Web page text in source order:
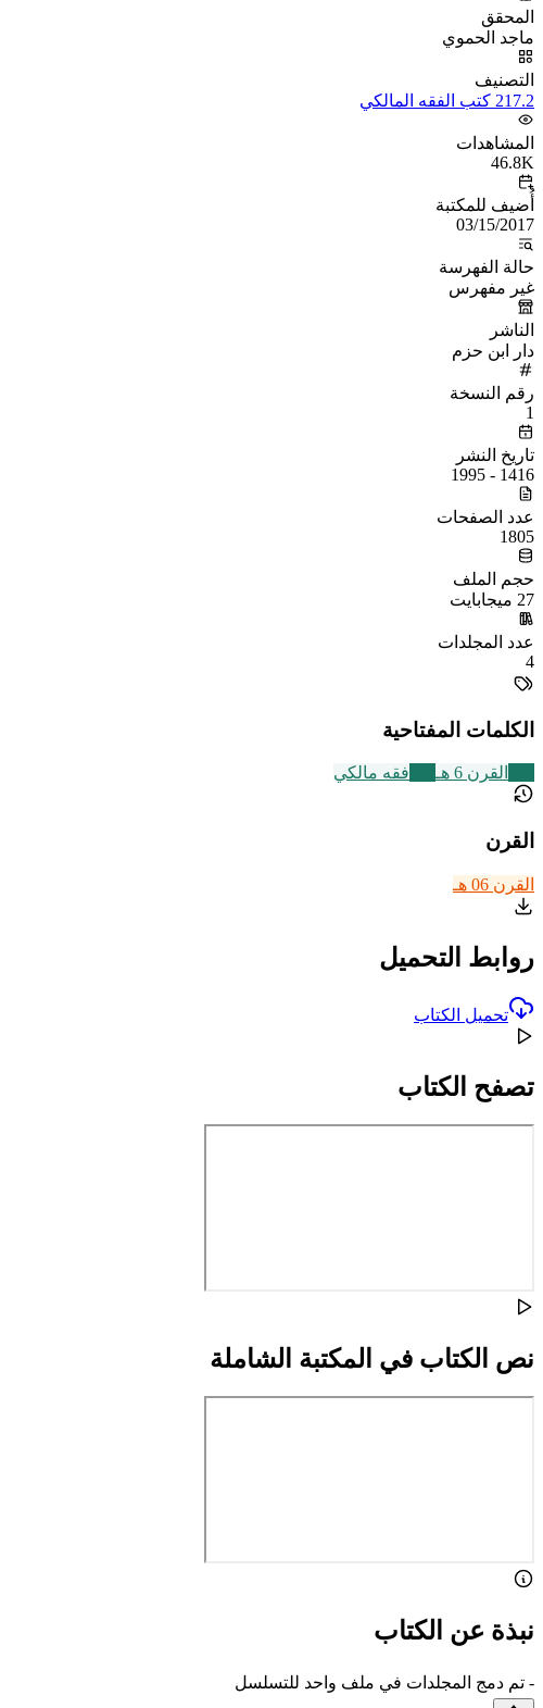
المحقق
ماجد الحموي
التصنيف
217.2 كتب الفقه المالكي
المشاهدات
46.8K
أُضيف للمكتبة
03/15/2017
حالة الفهرسة
غير مفهرس
الناشر
دار ابن حزم
رقم النسخة
1
تاريخ النشر
1416 - 1995
عدد الصفحات
1805
حجم الملف
27 ميجابايت
عدد المجلدات
4
الكلمات المفتاحية
القرن 6 هـ فقه مالكي
القرن
القرن 06 هـ
روابط التحميل
تحميل الكتاب
تصفح الكتاب
نص الكتاب في المكتبة الشاملة
نبذة عن الكتاب
- تم دمج المجلدات في ملف واحد للتسلسل